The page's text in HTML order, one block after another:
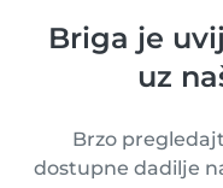
Briga je
uz
Brzo
dostupne dadilje